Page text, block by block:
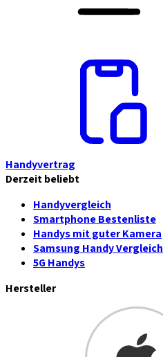
Handyvertrag
Derzeit beliebt
Handyvergleich
Smartphone Bestenliste
Handys mit guter Kamera
Samsung Handy Vergleich
5G Handys
Hersteller